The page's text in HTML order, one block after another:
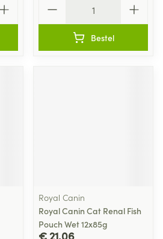
Bestel
Royal Canin
Royal Canin Cat Renal Fish
Pouch Wet 12x85g
€ 21,06